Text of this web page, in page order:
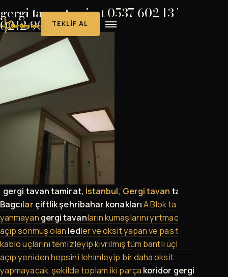
TEKLIF AL
gergi tavan tamirat 0537 602 13 78-
0212 909 42 58
gergi tavan tamirat, İstanbul, Gergitavan tamiri,
Bagcılar çiftlik şehribahar konaklarıA Blok ta ışıkları
yanmayan gergi tavanların kumaşlarını yırtmadan
açıp sönmüş olan ledler ve oksit yapan ve pas tutan
kablo uçlarını temizleyip kıvrılmış tüm bantlı uçlarını
açıp yeniden hepsini lehimleyip bir daha oksit
yapmayacak şekilde toplam iki parça koridor gergi